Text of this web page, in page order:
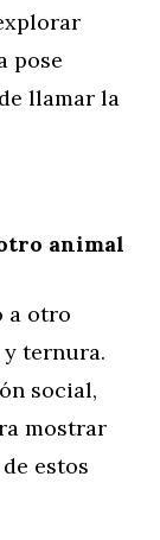
pose
llamar la
animal
a otro
ternura.
social,
mostrar
estos